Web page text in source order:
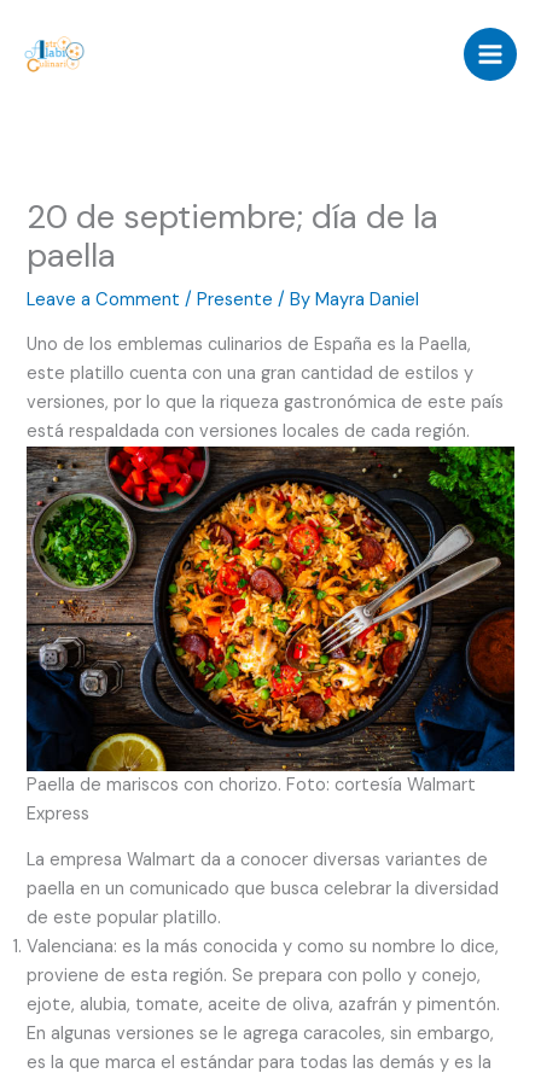
content
20 de septiembre; día de la
paella
Leave a Comment /Presente / ByMayra Daniel
Uno de los emblemas culinarios de España es la Paella,
este platillo cuenta con una gran cantidad de estilos y
versiones, por lo que la riqueza gastronómica de este país
está respaldada con versiones locales de cada región.
Paella de mariscos con chorizo. Foto: cortesía Walmart
Express
La empresa Walmart da a conocer diversas variantes de
paella en un comunicado que busca celebrar la diversidad
de este popular platillo.
Valenciana: es la más conocida y como su nombre lo dice,
proviene de esta región. Se prepara con pollo y conejo,
ejote, alubia, tomate, aceite de oliva, azafrán y pimentón.
En algunas versiones se le agrega caracoles, sin embargo,
es la que marca el estándar para todas las demás y es la